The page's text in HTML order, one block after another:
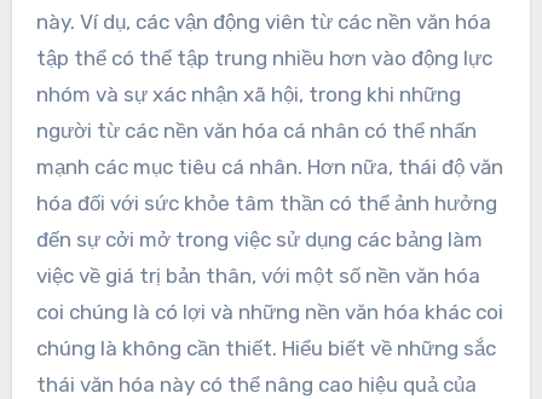
này. Ví dụ, các vận động viên từ các nền văn hóa
tập thể có thể tập trung nhiều hơn vào động lực
nhóm và sự xác nhận xã hội, trong khi những
người từ các nền văn hóa cá nhân có thể nhấn
mạnh các mục tiêu cá nhân. Hơn nữa, thái độ văn
hóa đối với sức khỏe tâm thần có thể ảnh hưởng
đến sự cởi mở trong việc sử dụng các bảng làm
việc về giá trị bản thân, với một số nền văn hóa
coi chúng là có lợi và những nền văn hóa khác coi
chúng là không cần thiết. Hiểu biết về những sắc
thái văn hóa này có thể nâng cao hiệu quả của